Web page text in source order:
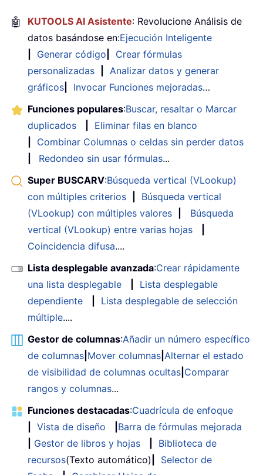
🤖 KUTOOLS AI Asistente: Revolucione Análisis de
datos basándose en:Ejecución Inteligente
Generar código
Crear fórmulas
personalizadas
Analizar datos y generar
gráficos
Invocar Funciones mejoradas…
Funciones populares:Buscar, resaltar o Marcar
duplicados
Eliminar filas en blanco
Combinar Columnas o celdas sin perder datos
Redondeo sin usar fórmulas...
Super BUSCARV:Búsqueda vertical (VLookup)
con múltiples criterios
Búsqueda vertical
(VLookup) con múltiples valores
Búsqueda
vertical (VLookup) entre varias hojas
Coincidencia difusa....
Lista desplegable avanzada:Crear rápidamente
una lista desplegable
Lista desplegable
dependiente
Lista desplegable de selección
múltiple....
Gestor de columnas:Añadir un número específico
de columnas Mover columnas Alternar el estado
de visibilidad de columnas ocultas Comparar
rangos y columnas...
Funciones destacadas:Cuadrícula de enfoque
Vista de diseño
Barra de fórmulas mejorada
Gestor de libros y hojas
Biblioteca de
recursos(Texto automático)
Selector de